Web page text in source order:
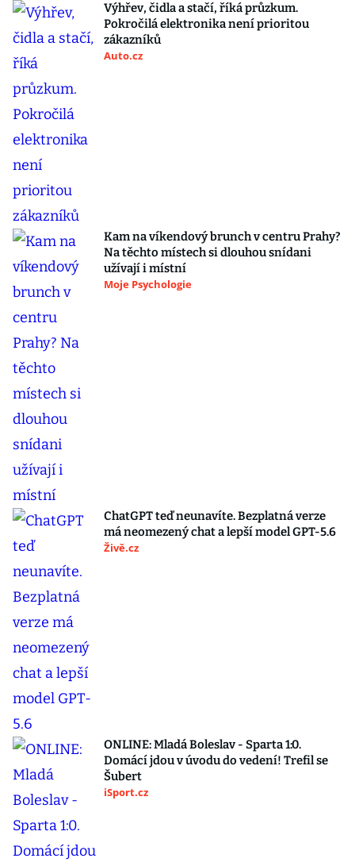
Výhřev, čidla a stačí, říká průzkum.
Pokročilá elektronika není prioritou
zákazníků
Auto.cz
Kam na víkendový brunch v centru Prahy?
Na těchto místech si dlouhou snídani
užívají i místní
Moje Psychologie
ChatGPT teď neunavíte. Bezplatná verze
má neomezený chat a lepší model GPT-5.6
Živě.cz
ONLINE: Mladá Boleslav - Sparta 1:0.
Domácí jdou v úvodu do vedení! Trefil se
Šubert
iSport.cz